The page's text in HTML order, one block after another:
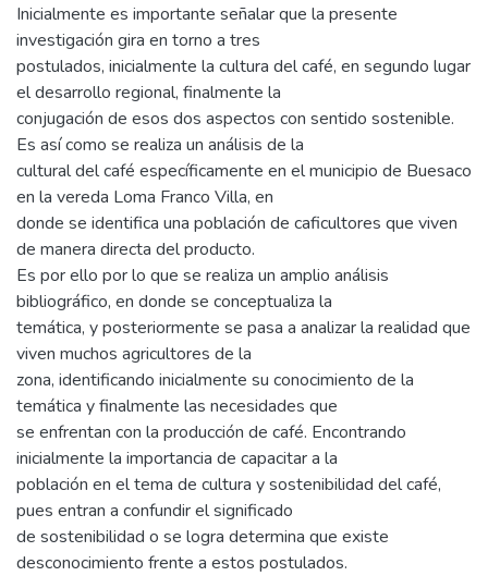
Inicialmente es importante señalar que la presente
investigación gira en torno a tres
postulados, inicialmente la cultura del café, en segundo lugar
el desarrollo regional, finalmente la
conjugación de esos dos aspectos con sentido sostenible.
Es así como se realiza un análisis de la
cultural del café específicamente en el municipio de Buesaco
en la vereda Loma Franco Villa, en
donde se identifica una población de caficultores que viven
de manera directa del producto.
Es por ello por lo que se realiza un amplio análisis
bibliográfico, en donde se conceptualiza la
temática, y posteriormente se pasa a analizar la realidad que
viven muchos agricultores de la
zona, identificando inicialmente su conocimiento de la
temática y finalmente las necesidades que
se enfrentan con la producción de café. Encontrando
inicialmente la importancia de capacitar a la
población en el tema de cultura y sostenibilidad del café,
pues entran a confundir el significado
de sostenibilidad o se logra determina que existe
desconocimiento frente a estos postulados.